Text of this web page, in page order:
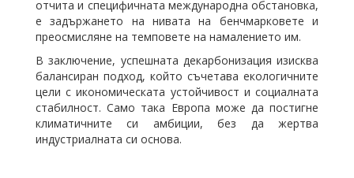
отчита и специфичната международна обстановка,
е задържането на нивата на бенчмарковете и
преосмисляне на темповете на намалението им.
В заключение, успешната декарбонизация изисква
балансиран подход, който съчетава екологичните
цели с икономическата устойчивост и социалната
стабилност. Само така Европа може да постигне
климатичните си амбиции, без да жертва
индустриалната си основа.